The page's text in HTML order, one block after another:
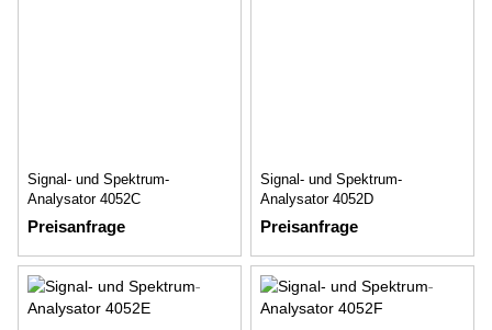
Signal- und Spektrum-
Analysator 4052C
Preisanfrage
Signal- und Spektrum-
Analysator 4052D
Preisanfrage